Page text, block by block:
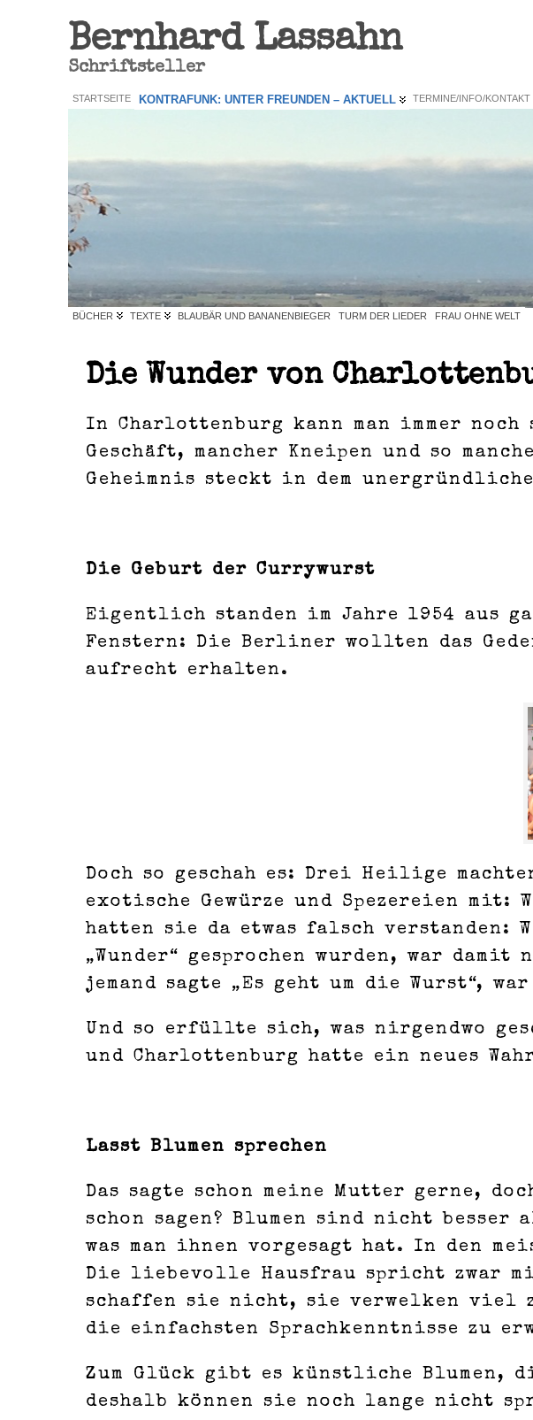
Bernhard Lassahn
Schriftsteller
STARTSEITE KONTRAFUNK: UNTER FREUNDEN – AKTUELL TERMINE/INFO/KONTAKT
BÜCHER TEXTE BLAUBÄR UND BANANENBIEGER TURM DER LIEDER FRAU OHNE WELT
Die Wunder von
In Charlottenburg kann man immer noch
Geschäft, mancher Kneipen und so
Geheimnis steckt in dem
Die Geburt der Currywurst
Eigentlich standen im Jahre 1954 aus
Fenstern: Die Berliner wollten das
aufrecht erhalten.
Doch so geschah es: Drei Heilige
exotische Gewürze und Spezereien mit:
hatten sie da etwas falsch verstanden:
„Wunder“ gesprochen wurden, war
jemand sagte „Es geht um die Wurst“,
Und so erfüllte sich, was nirgendwo
und Charlottenburg hatte ein neues
Lasst Blumen sprechen
Das sagte schon meine Mutter gerne,
schon sagen? Blumen sind nicht besser
was man ihnen vorgesagt hat. In den
Die liebevolle Hausfrau spricht zwar
schaffen sie nicht, sie verwelken viel
die einfachsten Sprachkenntnisse zu
Zum Glück gibt es künstliche Blumen,
deshalb können sie noch lange nicht